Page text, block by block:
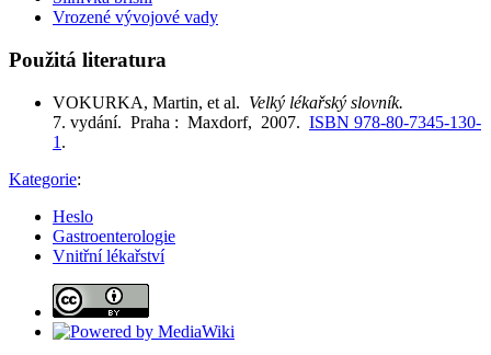
Vrozené vývojové vady
Použitá literatura
VOKURKA, Martin, et al. Velký lékařský slovník.
7. vydání. Praha : Maxdorf, 2007. ISBN 978-80-7345-130-
1 .
Kategorie:
Heslo
Gastroenterologie
Vnitřní lékařství